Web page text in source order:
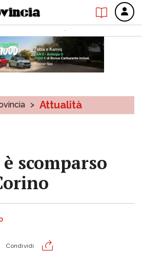
> Attualità
scomparso
Condividi